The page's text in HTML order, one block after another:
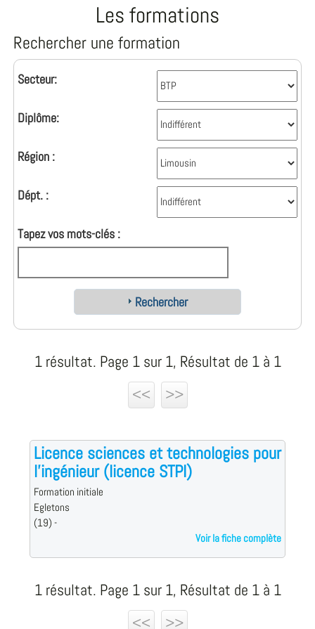
Les formations
Rechercher une formation
Secteur:
Diplôme:
Région :
Dépt. :
Tapez vos mots-clés :
Rechercher
1 résultat. Page 1 sur 1, Résultat de 1 à 1
<<
>>
Licence sciences et technologies pour
l'ingénieur (licence STPI)
Formation initiale
Egletons
(19) -
Voir la fiche complète
1 résultat. Page 1 sur 1, Résultat de 1 à 1
<<
>>